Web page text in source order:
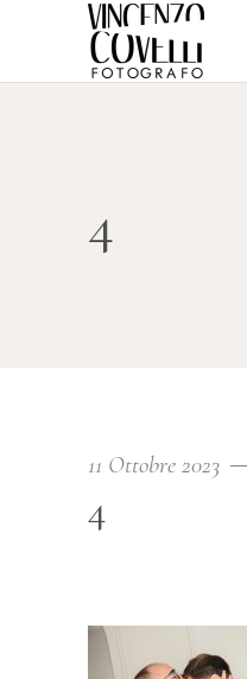
4
11 Ottobre 2023
4